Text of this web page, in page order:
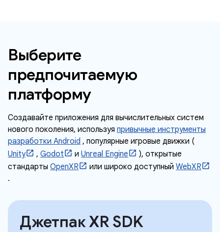
Выберите
предпочитаемую
платформу
Создавайте приложения для вычислительных систем
нового поколения, используя привычные инструменты
разработки Android , популярные игровые движки (
Unity
, Godot и Unreal Engine
), открытые
стандарты OpenXR или широко доступный WebXR
.
Джетпак XR SDK